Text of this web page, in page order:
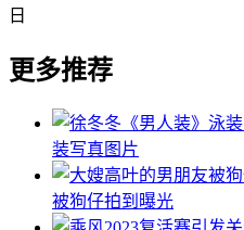
日
更多推荐
装写真图片
被狗仔拍到曝光